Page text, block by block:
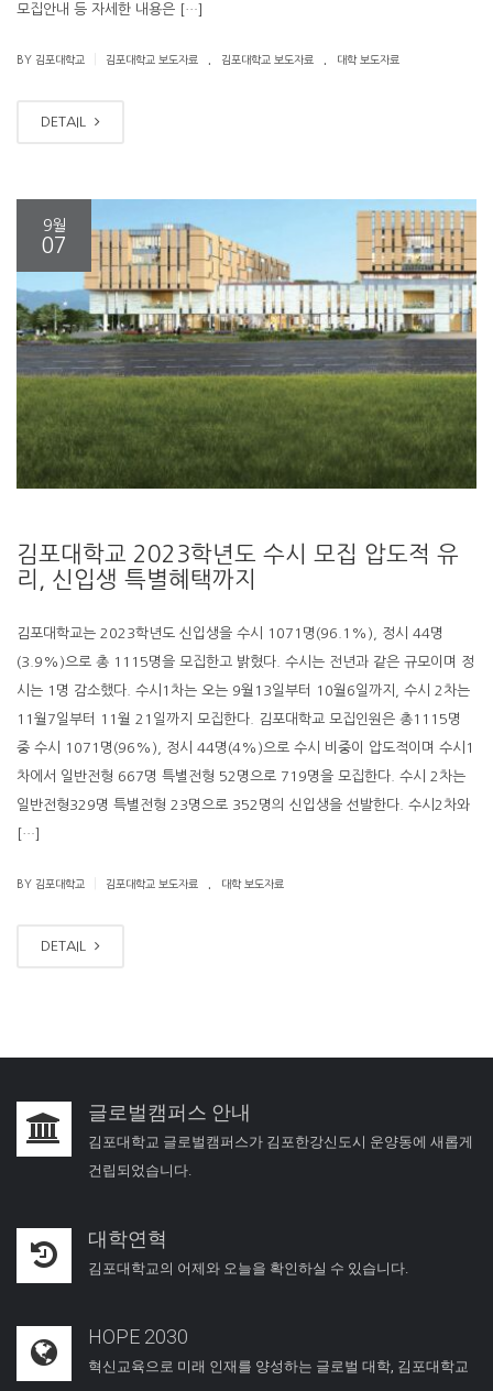
모집안내 등 자세한 내용은 […]
BY 김포대학교 김포대학교 보도자료 김포대학교 보도자료 대학 보도자료
DETAIL
9월
07
김포대학교 2023학년도 수시 모집 압도적 유
리, 신입생 특별혜택까지
김포대학교는 2023학년도 신입생을 수시 1071명(96.1%), 정시 44명
(3.9%)으로 총 1115명을 모집한고 밝혔다. 수시는 전년과 같은 규모이며 정
시는 1명 감소했다. 수시1차는 오는 9월13일부터 10월6일까지, 수시 2차는
11월7일부터 11월 21일까지 모집한다. 김포대학교 모집인원은 총1115명
중 수시 1071명(96%), 정시 44명(4%)으로 수시 비중이 압도적이며 수시1
차에서 일반전형 667명 특별전형 52명으로 719명을 모집한다. 수시 2차는
일반전형329명 특별전형 23명으로 352명의 신입생을 선발한다. 수시2차와
[…]
BY 김포대학교 김포대학교 보도자료 대학 보도자료
DETAIL
글로벌캠퍼스 안내
김포대학교 글로벌캠퍼스가 김포한강신도시 운양동에 새롭게
건립되었습니다.
대학연혁
김포대학교의 어제와 오늘을 확인하실 수 있습니다.
HOPE 2030
혁신교육으로 미래 인재를 양성하는 글로벌 대학, 김포대학교